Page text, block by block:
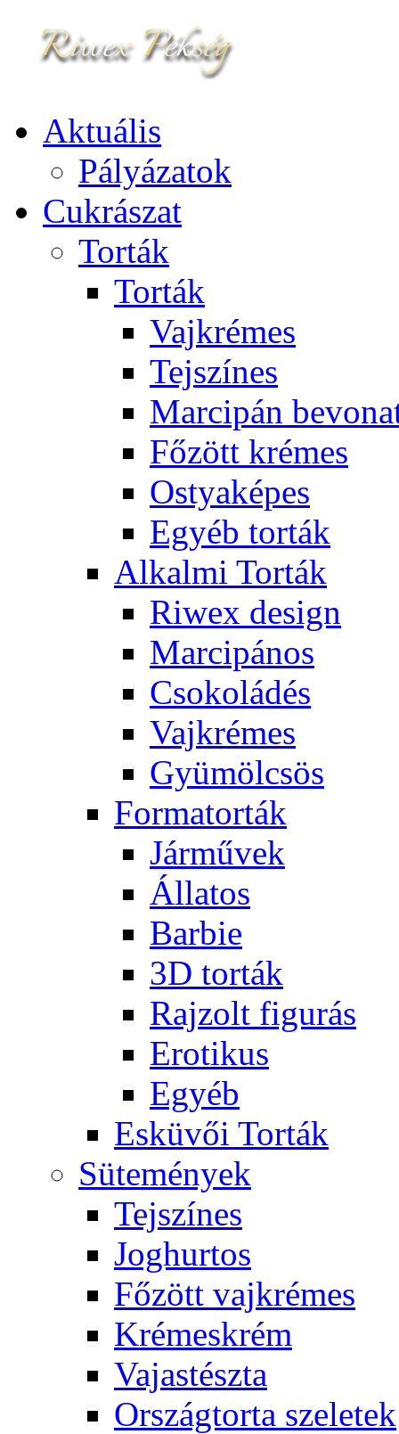
Aktuális
Pályázatok
Cukrászat
Torták
Torták
Vajkrémes
Tejszínes
Marcipán
Főzött krémes
Ostyaképes
Egyéb torták
Alkalmi Torták
Riwex design
Marcipános
Csokoládés
Vajkrémes
Gyümölcsös
Formatorták
Járművek
Állatos
Barbie
3D torták
Rajzolt figurás
Erotikus
Egyéb
Esküvői Torták
Sütemények
Tejszínes
Joghurtos
Főzött vajkrémes
Krémeskrém
Vajastészta
Országtorta szeletek